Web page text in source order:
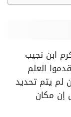
ابن نجيب
العلم
لم يتم تحديد
إن مكان